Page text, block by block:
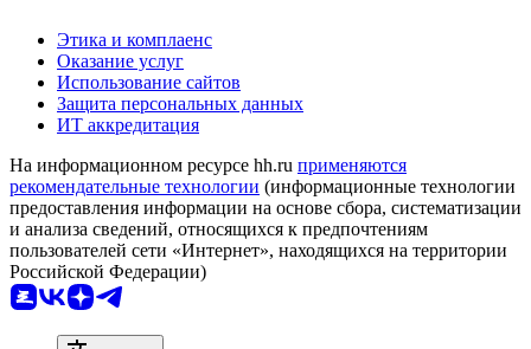
Этика и комплаенс
Оказание услуг
Использование сайтов
Защита персональных данных
ИТ аккредитация
На информационном ресурсе hh.ru применяются
рекомендательные технологии (информационные технологии
предоставления информации на основе сбора, систематизации
и анализа сведений, относящихся к предпочтениям
пользователей сети «Интернет», находящихся на территории
Российской Федерации)